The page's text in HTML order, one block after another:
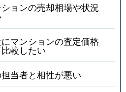
ョンの売却相場や状況
マンションの査定価格
較したい
当者と相性が悪い